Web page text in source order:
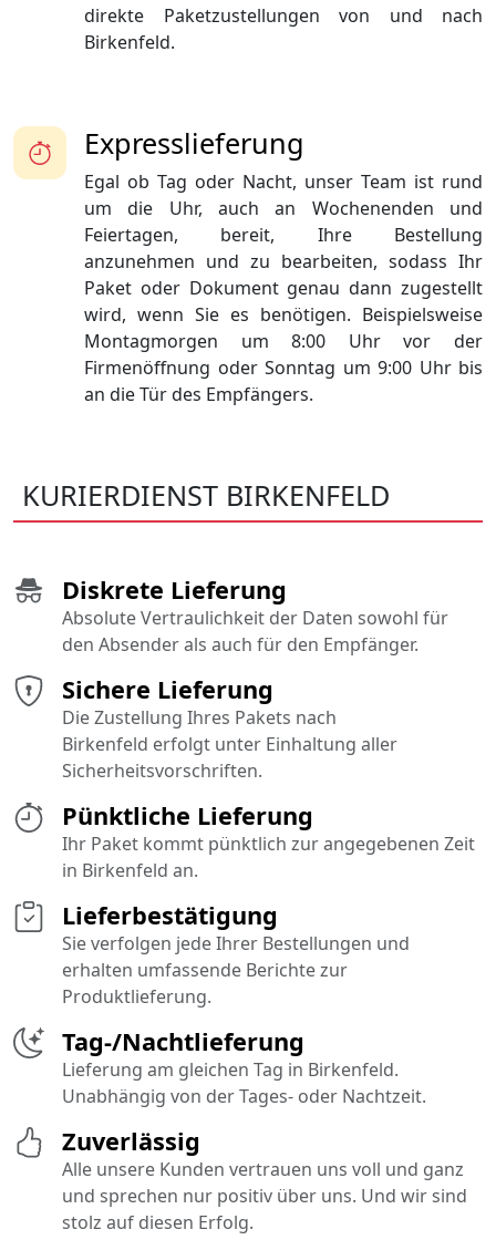
direkte Paketzustellungen von und nach
Birkenfeld.
Expresslieferung
Egal ob Tag oder Nacht, unser Team ist rund
um die Uhr, auch an Wochenenden und
Feiertagen, bereit, Ihre Bestellung
anzunehmen und zu bearbeiten, sodass Ihr
Paket oder Dokument genau dann zugestellt
wird, wenn Sie es benötigen. Beispielsweise
Montagmorgen um 8:00 Uhr vor der
Firmenöffnung oder Sonntag um 9:00 Uhr bis
an die Tür des Empfängers.
KURIERDIENST BIRKENFELD
Pünktliche Lieferung
Ihr Paket kommt pünktlich zur angegebenen Zeit
in Birkenfeld an.
Sichere Lieferung
Die Zustellung Ihres Pakets nach
Birkenfeld erfolgt unter Einhaltung aller
Sicherheitsvorschriften.
Diskrete Lieferung
Absolute Vertraulichkeit der Daten sowohl für
den Absender als auch für den Empfänger.
Tag-/Nachtlieferung
Lieferung am gleichen Tag in Birkenfeld.
Unabhängig von der Tages- oder Nachtzeit.
Lieferbestätigung
Sie verfolgen jede Ihrer Bestellungen und
erhalten umfassende Berichte zur
Produktlieferung.
Zuverlässig
Alle unsere Kunden vertrauen uns voll und ganz
und sprechen nur positiv über uns. Und wir sind
stolz auf diesen Erfolg.